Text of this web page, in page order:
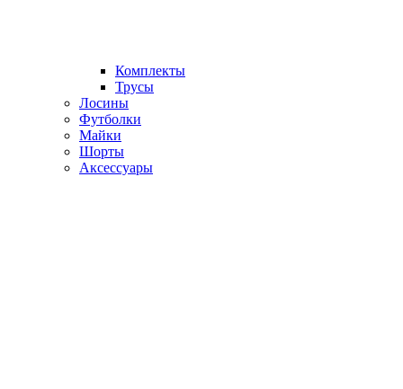
Комплекты
Трусы
Лосины
Футболки
Майки
Шорты
Аксессуары